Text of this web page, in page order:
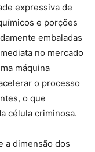
expressiva de
e porções
embaladas
no mercado
máquina
o processo
o que
célula criminosa.
a dimensão dos